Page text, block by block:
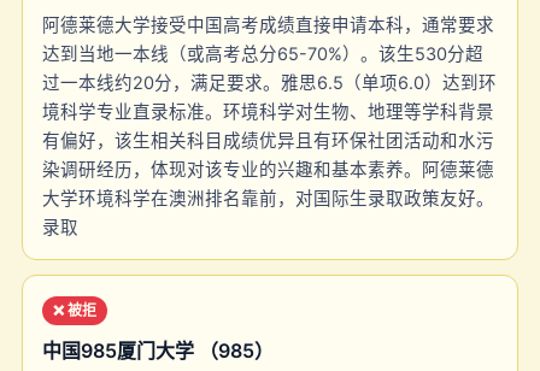
阿德莱德大学接受中国高考成绩直接申请本科，通常要求
达到当地一本线（或高考总分65-70%）。该生530分超
过一本线约20分，满足要求。雅思6.5（单项6.0）达到环
境科学专业直录标准。环境科学对生物、地理等学科背景
有偏好，该生相关科目成绩优异且有环保社团活动和水污
染调研经历，体现对该专业的兴趣和基本素养。阿德莱德
大学环境科学在澳洲排名靠前，对国际生录取政策友好。
录取
❌ 被拒
中国985厦门大学 （985）